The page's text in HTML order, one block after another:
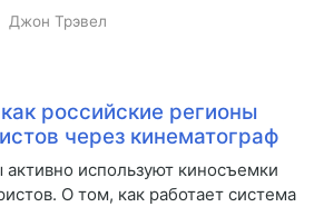
Джон Трэвел
российские регионы
через кинематограф
используют киносъемки
О том, как работает система